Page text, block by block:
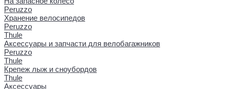
Peruzzo
Хранение велосипедов
Peruzzo
Thule
Аксессуары и запчасти для велобагажников
Peruzzo
Thule
Крепеж лыж и сноубордов
Thule
Аксессуары